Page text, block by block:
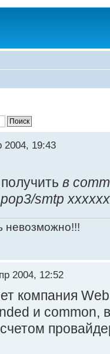
2004, 19:43
в
smtp
невозможно!!!
2004, 12:52
компания
и common,